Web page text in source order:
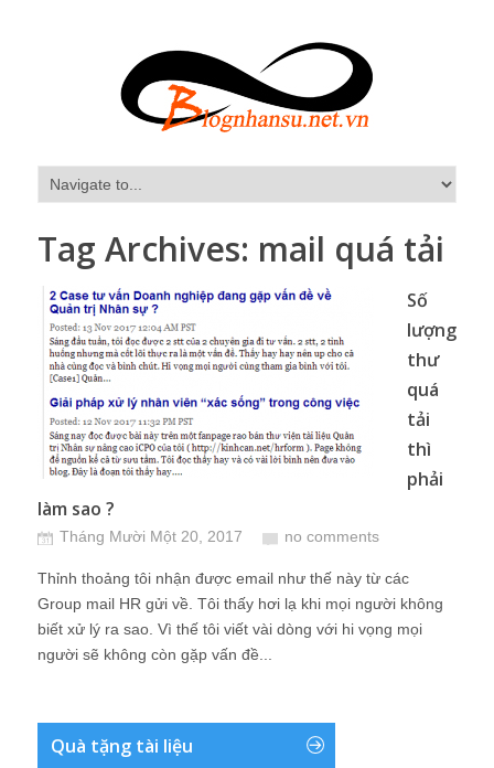
Tag Archives: mail quá tải
Số
lượng
thư
quá
tải
thì
phải
làm sao ?
Tháng Mười Một 20, 2017 no comments
Thỉnh thoảng tôi nhận được email như thế này từ các
Group mail HR gửi về. Tôi thấy hơi lạ khi mọi người không
biết xử lý ra sao. Vì thế tôi viết vài dòng với hi vọng mọi
người sẽ không còn gặp vấn đề...
Quà tặng tài liệu